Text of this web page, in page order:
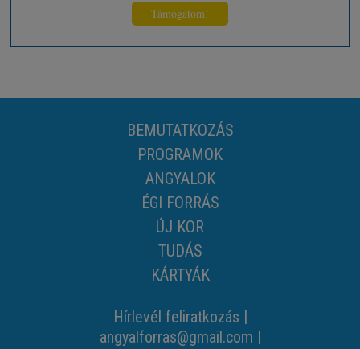
Támogatom!
BEMUTATKOZÁS
PROGRAMOK
ANGYALOK
ÉGI FORRÁS
ÚJ KOR
TUDÁS
KÁRTYÁK
Hírlevél feliratkozás |
angyalforras@gmail.com |